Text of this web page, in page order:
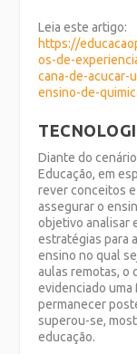
Leia este artigo:
https://
os-de-
cana-de-acucar-
ensino-de-
Diante do
Educação, em
rever conceitos
assegurar o
objetivo analisar
estratégias para
ensino no qual
aulas remotas, o
evidenciado
permanecer
superou-se,
educação.